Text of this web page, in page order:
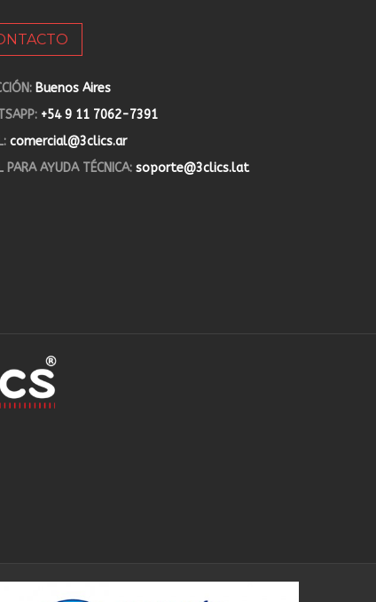
Buenos Aires
+54 9 11 7062-7391
comercial@3clics.ar
PARA AYUDA TÉCNICA: soporte@3clics.lat